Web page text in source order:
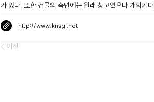
가 있다. 또한 건물의 측면에는 원래 창고였으나 개화
http://www.knsgj.net
이전